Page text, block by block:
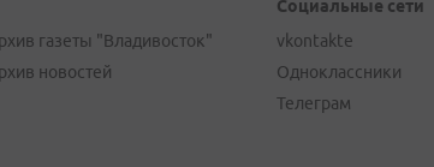
газеты "Владивосток"
новостей
Социальные сети
vkontakte
Одноклассники
Телеграм